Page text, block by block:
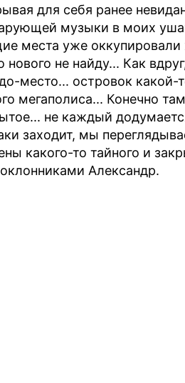
для себя ранее
музыки в моих
места уже оккупировали
не найду... Как
место... островок какой-
мегаполиса... Конечно
не каждый
заходит, мы
какого-то тайного и
Александр.